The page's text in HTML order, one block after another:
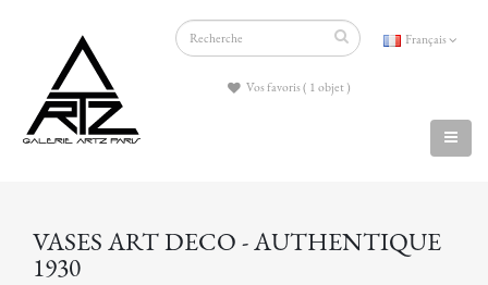
Français
Vos favoris ( 1 objet )
VASES ART DECO - AUTHENTIQUE
1930